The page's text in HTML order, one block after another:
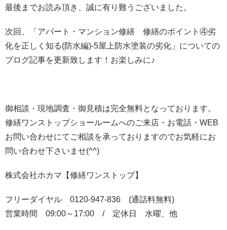
最後までお読み頂き、誠に有り難うございました。
次回、「アパート・マンション修繕 修繕のポイント④劣
化を正しく知る(防水編)-5屋上防水塗装の劣化」についての
ブログ記事を更新致します！お楽しみに♪
御相談・現地調査・御見積は完全無料となっております。
修繕ワンストップショールームへのご来店・お電話・WEB
お問い合わせにてご相談を承っておりますのでお気軽にお
問い合わせ下さいませ(^^)
株式会社ホカマ【修繕ワンストップ】
フリーダイヤル 0120-947-836 (通話料無料)
営業時間 09:00～17:00 / 定休日 水曜、他